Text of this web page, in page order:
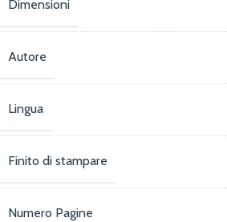
Dimensioni
Autore
Lingua
Finito di stampare
Numero Pagine